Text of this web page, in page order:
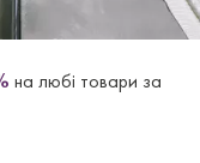
на любі товари за
першим, хто це